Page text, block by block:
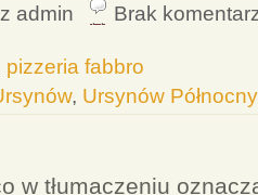
admin
Brak
pizzeria fabbro
, Ursynów Północny
w tłumaczeniu